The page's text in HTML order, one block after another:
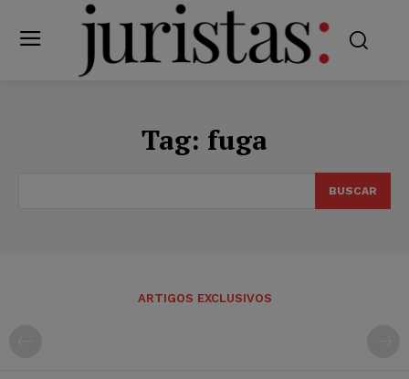
Tag: fuga
BUSCAR
ARTIGOS EXCLUSIVOS